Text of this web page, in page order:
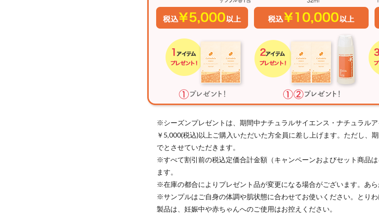
※シーズンプレゼントは、期間中ナチュラルサイエンス・ナチュラル
￥5,000(税込)以上ご購入いただいた方全員に差し上げます。ただし、
でとさせていただきます。
※すべて割引前の税込定価合計金額（キャンペーンおよびセット商品
ます。
※在庫の都合によりプレゼント品が変更になる場合がございます。あら
※サンプルはご自身の体調や肌状態に合わせてお使いください。とり
製品は、妊娠中や赤ちゃんへのご使用はお控えください。